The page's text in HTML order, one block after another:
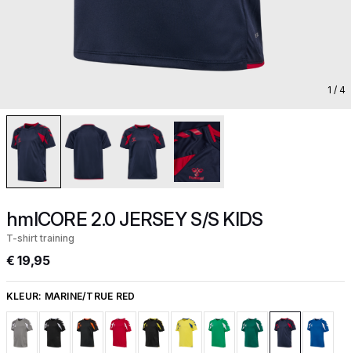
1 / 4
hmlCORE 2.0 JERSEY S/S KIDS
T-shirt training
€ 19,95
KLEUR: MARINE/TRUE RED